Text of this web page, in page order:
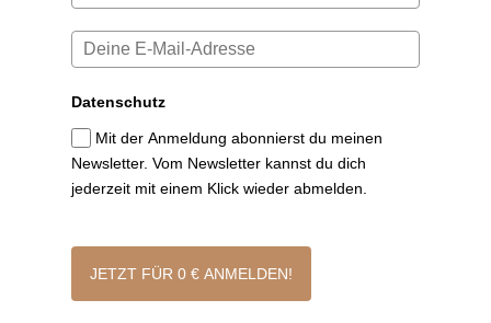
Datenschutz
Mit der Anmeldung abonnierst du meinen
Newsletter. Vom Newsletter kannst du dich
jederzeit mit einem Klick wieder abmelden.
JETZT FÜR 0 € ANMELDEN!